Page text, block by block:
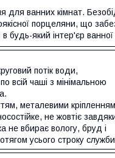
ванних кімнат.
порцеляни, що
будь-який інтер'єр ванної
потік води,
всій чаші з мінімальною
металевими
не жовтіє
не вбирає вологу, бруд і
усього строку